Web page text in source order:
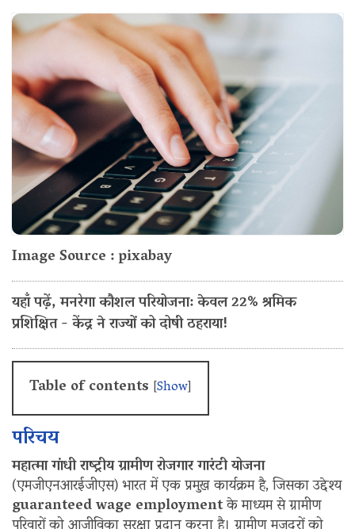
Image Source : pixabay
यहाँ पढ़ें, मनरेगा कौशल परियोजना: केवल 22% श्रमिक
प्रशिक्षित - केंद्र ने राज्यों को दोषी ठहराया!
Table of contents [Show]
परिचय
महात्मा गांधी राष्ट्रीय ग्रामीण रोजगार गारंटी योजना
(एमजीएनआरईजीएस) भारत में एक प्रमुख कार्यक्रम है, जिसका उद्देश्य
guaranteed wage employmentके माध्यम से ग्रामीण